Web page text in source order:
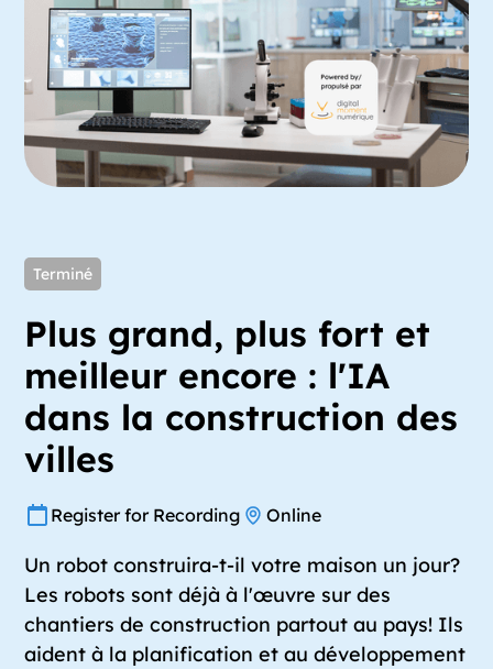
Terminé
Plus grand, plus fort et
meilleur encore : l'IA
dans la construction des
villes
Register for Recording Online
Un robot construira-t-il votre maison un jour?
Les robots sont déjà à l'œuvre sur des
chantiers de construction partout au pays! Ils
aident à la planification et au développement